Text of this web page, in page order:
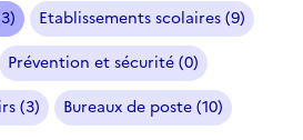
Etablissements scolaires (9)
Prévention et sécurité (0)
(3)
Bureaux de poste (10)